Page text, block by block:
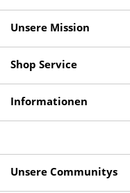
Unsere Mission
Shop Service
Informationen
Unsere Communitys